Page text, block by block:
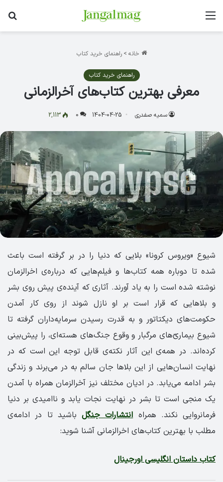
منو
خانه > راهنمای خرید کتاب
راهنمای خرید کتاب
معرفی بهترین کتاب‌های آخرالزمانی
سمیه صفدری 1404-04-25
0
2,113
شیوع «ویروس کرونا» بلایی که دنیا را در بر گرفته است باعث
شده تا دوباره همه کتاب‌ها و فیلم‌هایی که درباره‌ی اخرالزمان
نوشته‌ شده‌ است را به یاد آورند. آثاری که آینده‌ی پیش روی بشر
و بلاهایی که قرار است بر او نازل شوند از روی کار آمدن
حکومت‌های دیکتاتور و به قدرت رسیدن سرمایه‌داران گرفته تا
شیوع بیماری‌ّهای مرگبار و وقوع جنگ‌های هسته‌ای، را پیش‌بینی
کرده‌اند. در همه‌ی این آثار نکته‌ی قابل توجه این است که در
نهایت انسان‌هایی از این بلاها جان سالم به در می‌برند و زندگی
بشر ادامه می‌یابد. در ادیان مختلف نیز آخرالزمان همراه با آمدن
یک منجی است تا بشر در نهایت نجات یابد و ناامیدی بر دنیا
فرمانروایی نکند. همراهانتشارات جنگل باشید تا در ادامه‌ی
مطلب با بهترین کتاب‌های اخرالزمانی آشنا شوید:
کتاب داستان انگلیسی اورجینال